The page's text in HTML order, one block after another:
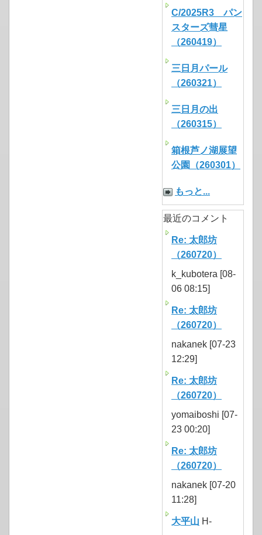
C/2025R3 パン
スターズ彗星
（260419）
三日月パール
（260321）
三日月の出
（260315）
箱根芦ノ湖展望
公園（260301）
もっと...
最近のコメント
Re: 太郎坊
（260720）
k_kubotera [08-
06 08:15]
Re: 太郎坊
（260720）
nakanek [07-23
12:29]
Re: 太郎坊
（260720）
yomaiboshi [07-
23 00:20]
Re: 太郎坊
（260720）
nakanek [07-20
11:28]
大平山 H-